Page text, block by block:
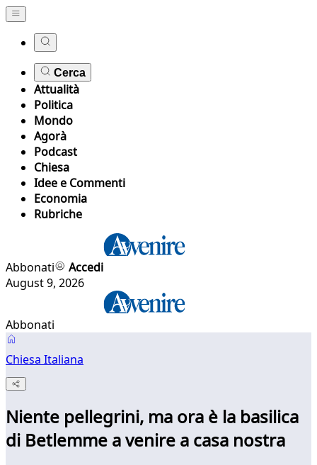
Cerca
Attualità
Politica
Mondo
Agorà
Podcast
Chiesa
Idee e Commenti
Economia
Rubriche
Abbonati
Accedi
August 9, 2026
Abbonati
Chiesa Italiana
Niente pellegrini, ma ora è la basilica
di Betlemme a venire a casa nostra